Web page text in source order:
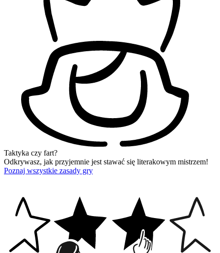
Taktyka czy fart?
Odkrywasz, jak przyjemnie jest stawać się literakowym mistrzem!
Poznaj wszystkie zasady gry